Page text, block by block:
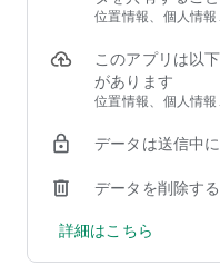
①【お得なキャンペーン
②【掲載店舗が豊富】馴
で、加盟店舗は90,000店以
③【安心して注文できる
も安心！
◆ここだけの紹介！フー
◎人気商品割引などのキ
お得に出前を注文しよう！
位置情報、個人情
このアプリは以
があります
位置情報、個人情
データは送信中
データを削除す
詳細はこちら